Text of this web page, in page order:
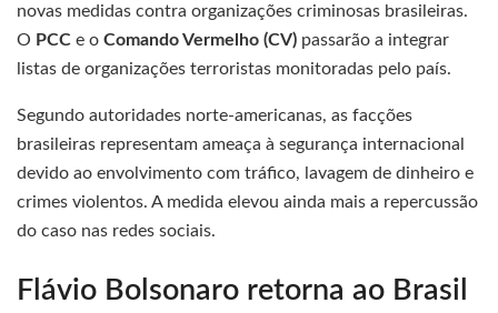
novas medidas contra organizações criminosas brasileiras.
O PCC e o Comando Vermelho (CV) passarão a integrar
listas de organizações terroristas monitoradas pelo país.
Segundo autoridades norte-americanas, as facções
brasileiras representam ameaça à segurança internacional
devido ao envolvimento com tráfico, lavagem de dinheiro e
crimes violentos. A medida elevou ainda mais a repercussão
do caso nas redes sociais.
Flávio Bolsonaro retorna ao Brasil